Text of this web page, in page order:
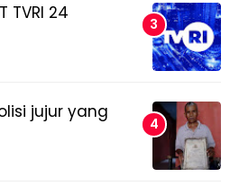
TVRI 24
jujur yang